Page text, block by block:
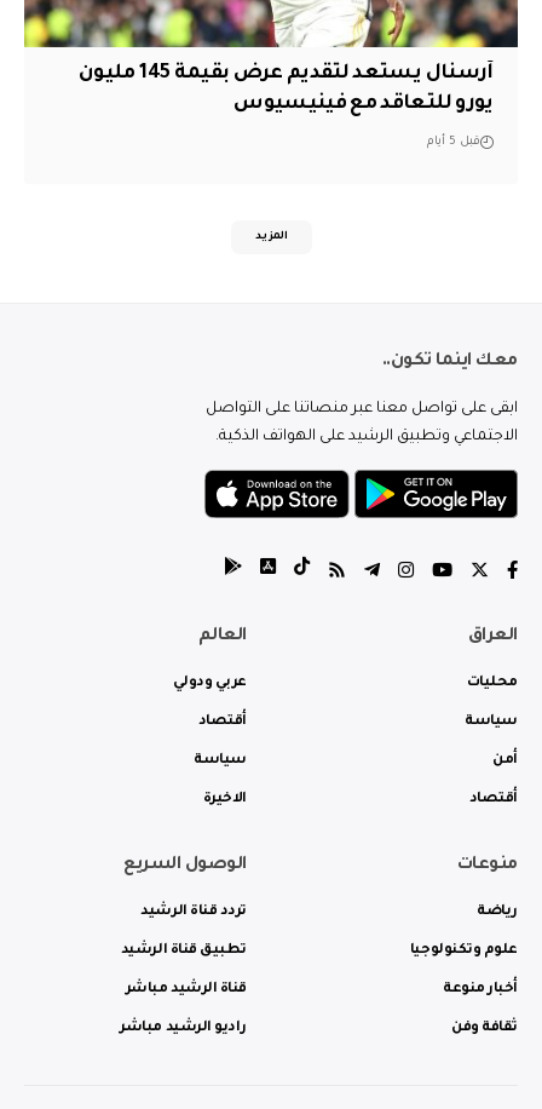
آرسنال يستعد لتقديم عرض بقيمة 145 مليون
يورو للتعاقد مع فينيسيوس
قبل 5 أيام
المزيد
معك اينما تكون..
ابقى على تواصل معنا عبر منصاتنا على التواصل
الاجتماعي وتطبيق الرشيد على الهواتف الذكية.
العراق
محليات
سياسة
أمن
أقتصاد
العالم
عربي ودولي
أقتصاد
سياسة
الاخيرة
منوعات
رياضة
علوم وتكنولوجيا
أخبار منوعة
ثقافة وفن
الوصول السريع
تردد قناة الرشيد
تطبيق قناة الرشيد
قناة الرشيد مباشر
راديو الرشيد مباشر